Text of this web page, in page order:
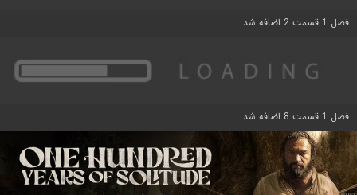
فصل 1 قسمت 2 اضافه شد
فصل 1 قسمت 8 اضافه شد